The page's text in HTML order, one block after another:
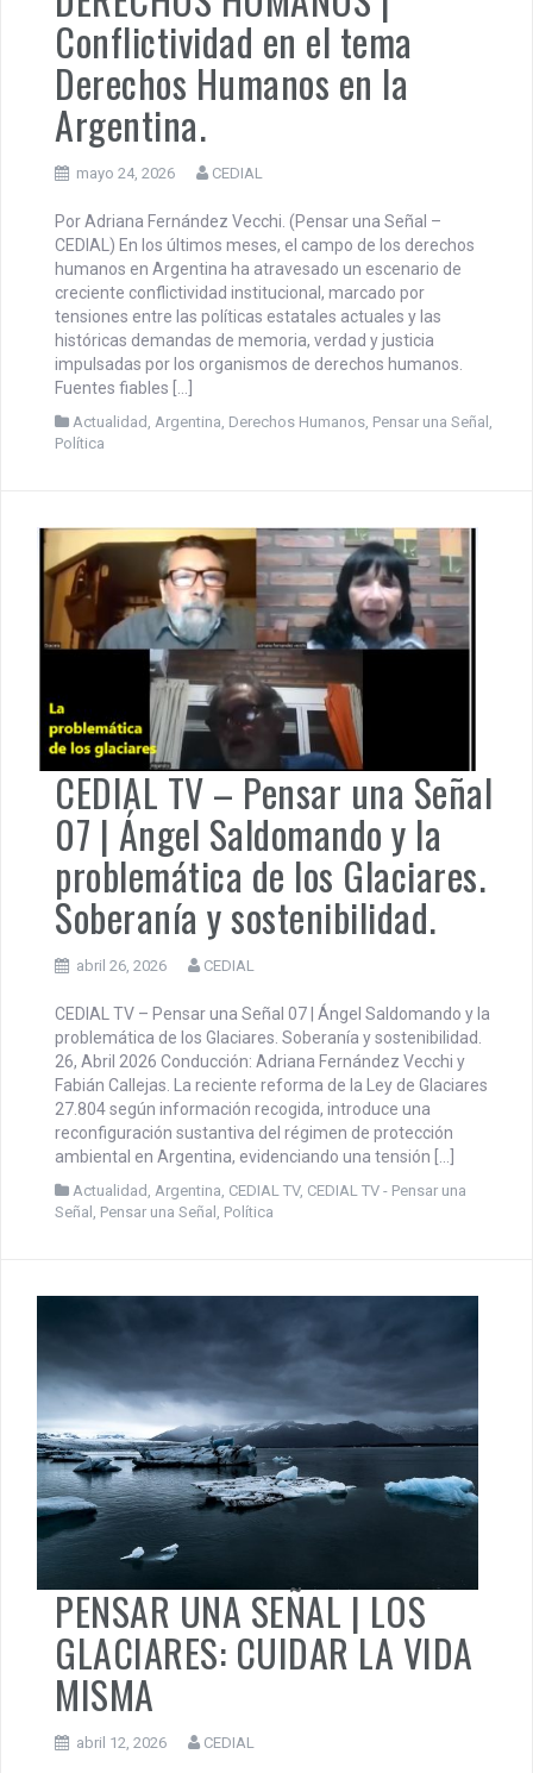
DERECHOS HUMANOS |
Conflictividad en el tema
Derechos Humanos en la
Argentina.
mayo 24, 2026 CEDIAL
CEDIAL) En los últimos meses, el campo de los derechos
humanos en Argentina ha atravesado un escenario de
históricas demandas de memoria, verdad y justicia
impulsadas por los organismos de derechos humanos.
Fuentes fiables […]
Actualidad,Argentina,Derechos Humanos,Pensar una Señal
Política
CEDIAL TV – Pensar una Señal
07 | Ángel Saldomando y la
problemática de los Glaciares.
Soberanía y sostenibilidad.
abril 26, 2026 CEDIAL
CEDIAL TV – Pensar una Señal 07 | Ángel Saldomando y la
problemática de los Glaciares. Soberanía y sostenibilidad.
Actualidad CEDIAL TV
Señal,Pensar una Señal ,Política